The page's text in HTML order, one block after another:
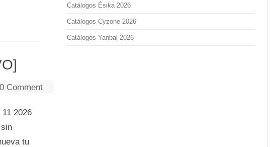
0 Comment
2026
tu
Catálogos Ésika 2026
Catálogos Cyzone 2026
Catálogos Yanbal 2026